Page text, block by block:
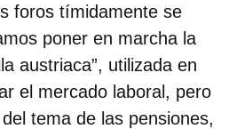
foros tímidamente se
poner en marcha la
austriaca”, utilizada en
el mercado laboral, pero
tema de las pensiones,